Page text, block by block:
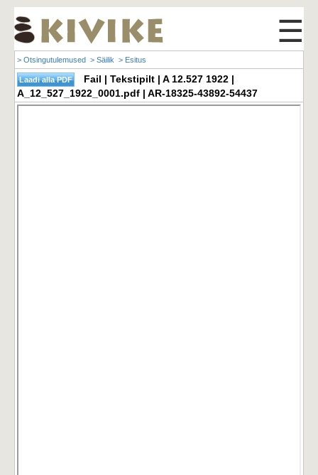
☰
> Otsingutulemused > Säilik > Esitus
Fail | Tekstipilt | A 12.527 1922 |
A_12_527_1922_0001.pdf | AR-18325-43892-54437